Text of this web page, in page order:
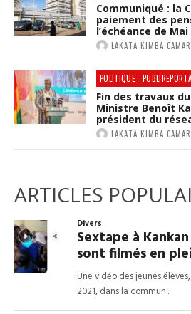
Communiqué : la
paiement des
l’échéance de Mai
LAKATA KIMBA
POLITIQUE
Fin des travaux
Ministre Benoît
président du
LAKATA KIMBA
ARTICLES